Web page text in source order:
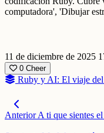
computadora', 'Dibujar
11 de diciembre de 2025
0 Cheer
Ruby y AI: El viaje del
AnteriorA ti que sientes